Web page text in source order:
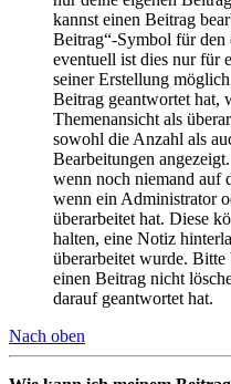
kannst einen Beitrag
Beitrag“-Symbol für den
eventuell ist dies nur für
seiner Erstellung
Beitrag geantwortet hat,
Themenansicht als
sowohl die Anzahl als
Bearbeitungen
wenn noch niemand auf
wenn ein Administrator
überarbeitet hat. Diese
halten, eine Notiz
überarbeitet wurde. Bitte
einen Beitrag nicht
darauf geantwortet hat.
Nach oben